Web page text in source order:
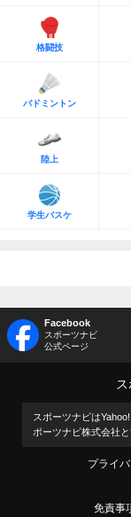
格闘技
バドミントン
陸上
学生バスケ
Facebook
スポーツナビ
公式ページ
スポーツナビは
ポーツナビ株式会社
プライ
免責事